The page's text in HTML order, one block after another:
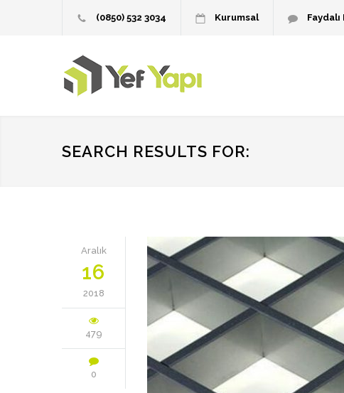
(0850) 532 3034 Kurumsal
SEARCH RESULTS FOR:
Aralık
16
2018
479
0